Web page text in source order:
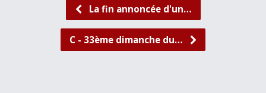
La fin annoncée d'un…
C - 33ème dimanche du…